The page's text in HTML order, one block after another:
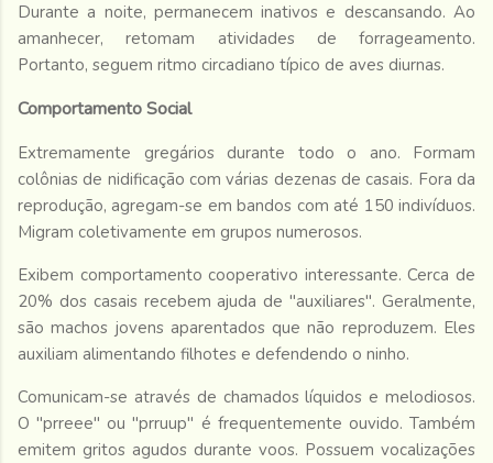
Durante a noite, permanecem inativos e descansando. Ao
amanhecer, retomam atividades de forrageamento.
Portanto, seguem ritmo circadiano típico de aves diurnas.
Comportamento Social
Extremamente gregários durante todo o ano. Formam
colônias de nidificação com várias dezenas de casais. Fora da
reprodução, agregam-se em bandos com até 150 indivíduos.
Migram coletivamente em grupos numerosos.
Exibem comportamento cooperativo interessante. Cerca de
20% dos casais recebem ajuda de "auxiliares". Geralmente,
são machos jovens aparentados que não reproduzem. Eles
auxiliam alimentando filhotes e defendendo o ninho.
Comunicam-se através de chamados líquidos e melodiosos.
O "prreee" ou "prruup" é frequentemente ouvido. Também
emitem gritos agudos durante voos. Possuem vocalizações